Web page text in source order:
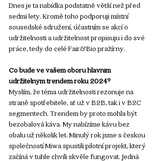
Dnes je ta nabídka podstatně větší než před
sedmi lety. Kromě toho podporuji místní
sousedské sdružení, účastním se akcí o
udržitelnosti a udržitelnost propisuju i do své
práce, tedy do celé Fair&Bio pražírny.
Co bude ve vašem oboru hlavním
udržitelným trendem roku 2024?
Myslím, že téma udržitelnosti rezonuje na
straně spotřebitele, ať už v B2B, tak i v B2C
segmentech. Trendem by proto mohla být
bezobalová káva. My nabízíme kávu bez
obalu už několik let. Minulý rok jsme s českou
společností Miwa spustili pilotní projekt, který
začíná v tuhle chvíli skvěle fungovat. Jedná